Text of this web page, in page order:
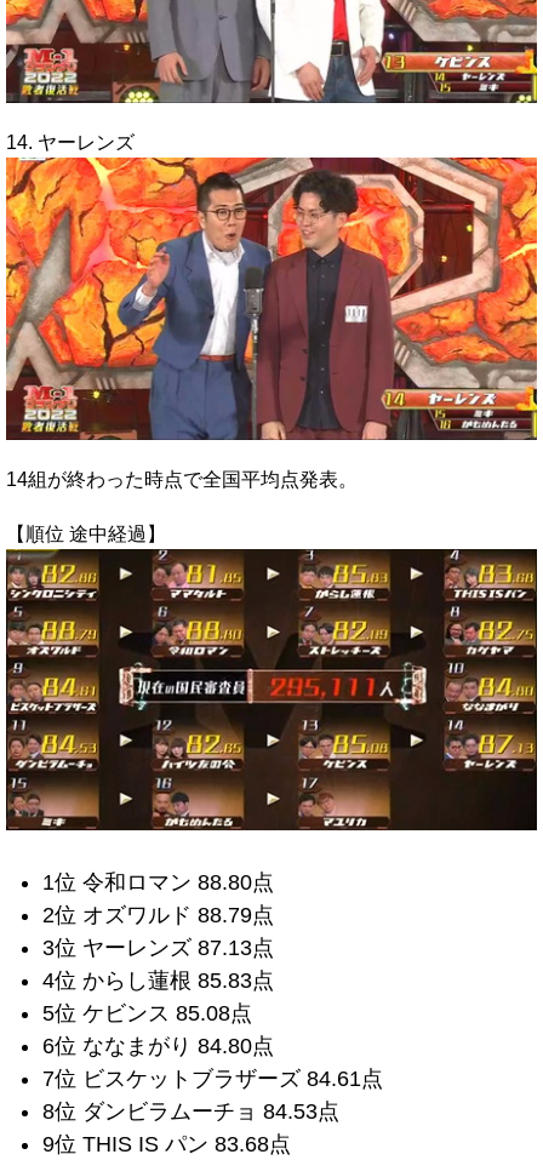
14. ヤーレンズ
14組が終わった時点で全国平均点発表。
【順位 途中経過】
1位 令和ロマン 88.80点
2位 オズワルド 88.79点
3位 ヤーレンズ 87.13点
4位 からし蓮根 85.83点
5位 ケビンス 85.08点
6位 ななまがり 84.80点
7位 ビスケットブラザーズ 84.61点
8位 ダンビラムーチョ 84.53点
9位 THIS IS パン 83.68点